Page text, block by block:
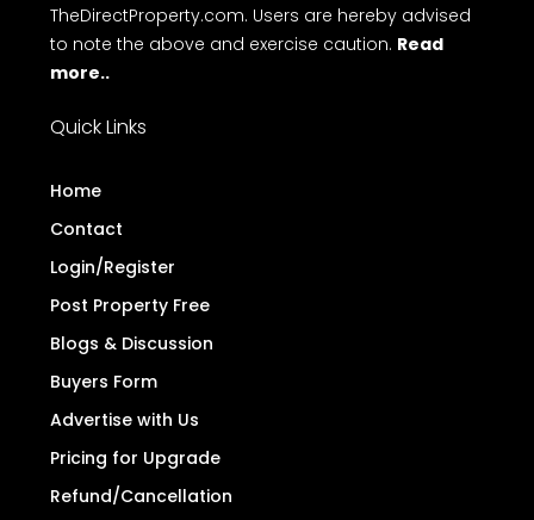
TheDirectProperty.com. Users are hereby advised
to note the above and exercise caution. Read
more..
Quick Links
Home
Contact
Login/Register
Post Property Free
Blogs & Discussion
Buyers Form
Advertise with Us
Pricing for Upgrade
Refund/Cancellation